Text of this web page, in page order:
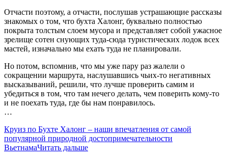
Отчасти поэтому, а отчасти, послушав устрашающие рассказы
знакомых о том, что бухта Халонг, буквально полностью
покрыта толстым слоем мусора и представляет собой ужасное
зрелище сотен снующих туда-сюда туристических лодок всех
мастей, изначально мы ехать туда не планировали.
Но потом, вспомнив, что мы уже пару раз жалели о
сокращении маршрута, наслушавшись чьих-то негативных
высказываний, решили, что лучше проверить самим и
убедиться в том, что там нечего делать, чем поверить кому-то
и не поехать туда, где бы нам понравилось.
…
Круиз по Бухте Халонг – наши впечатления от самой
популярной природной достопримечательности
ВьетнамаЧитать дальше